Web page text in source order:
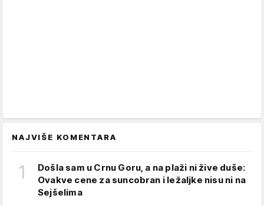
NAJVIŠE KOMENTARA
1
Došla sam u Crnu Goru, a na plaži ni žive duše:
Ovakve cene za suncobran i ležaljke nisu ni na
Sejšelima